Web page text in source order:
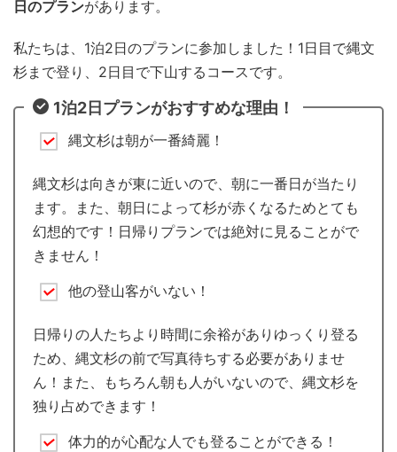
日のプランがあります。
私たちは、1泊2日のプランに参加しました！1日目で縄文
杉まで登り、2日目で下山するコースです。
1泊2日プランがおすすめな理由！
縄文杉は朝が一番綺麗！
縄文杉は向きが東に近いので、朝に一番日が当たり
ます。また、朝日によって杉が赤くなるためとても
幻想的です！日帰りプランでは絶対に見ることがで
きません！
他の登山客がいない！
日帰りの人たちより時間に余裕がありゆっくり登る
ため、縄文杉の前で写真待ちする必要がありませ
ん！また、もちろん朝も人がいないので、縄文杉を
独り占めできます！
体力的が心配な人でも登ることができる！